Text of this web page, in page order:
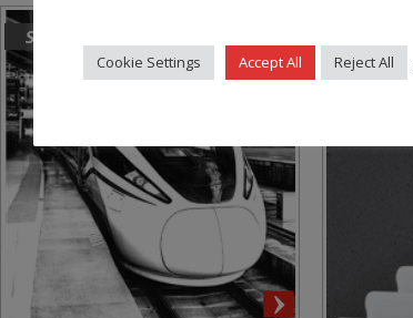
Secteurs
Cookie Settings Accept All Reject All